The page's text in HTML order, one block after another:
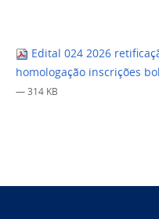
Edital 024 2026
homologação inscrições
— 314 KB